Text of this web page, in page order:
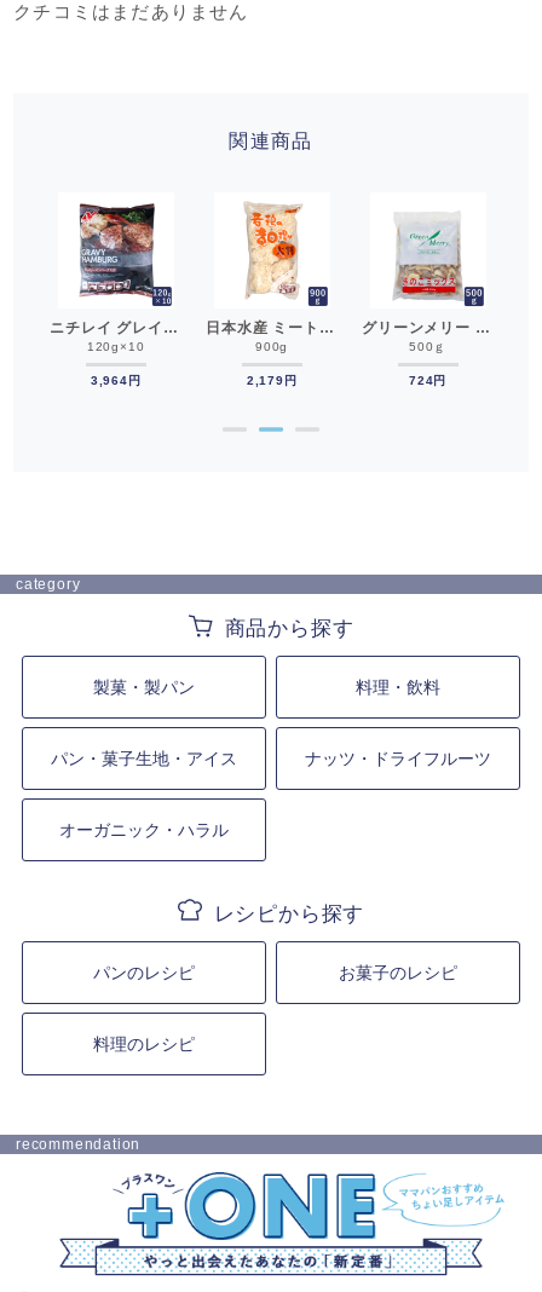
クチコミはまだありません
関連商品
ニチレイ グレイビーハンバーグ120 120g×10 冷凍食品 冷凍ハンバーグ__
120g×10
3,964円
日本水産 ミートグリル 若鶏竜田揚げ大判 900g（10枚） 冷凍食品 チキン__
900g
2,179円
グリーンメリー きのこミックス 500g 冷凍食品 カット済み マッシュルーム しめじ ひらたけ しいたけ__
500ｇ
724円
● ●
category
製菓・製パン 料理・飲料
パン・菓子生地・アイス ナッツ・ドライフルーツ
オーガニック・ハラル
パンのレシピ お菓子のレシピ
料理のレシピ
recommendation